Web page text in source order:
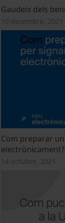
Gaudeix dels
10 desembre, 2021
Com preparar
electrònicament?
14 octubre, 2021